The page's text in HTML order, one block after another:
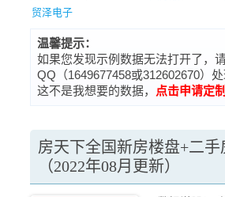
贸泽电子
温馨提示：
如果您发现示例数据无法打开了，
QQ（1649677458或312602670）处
这不是我想要的数据，
点击申请定制
房天下全国新房楼盘+二
（2022年08月更新）